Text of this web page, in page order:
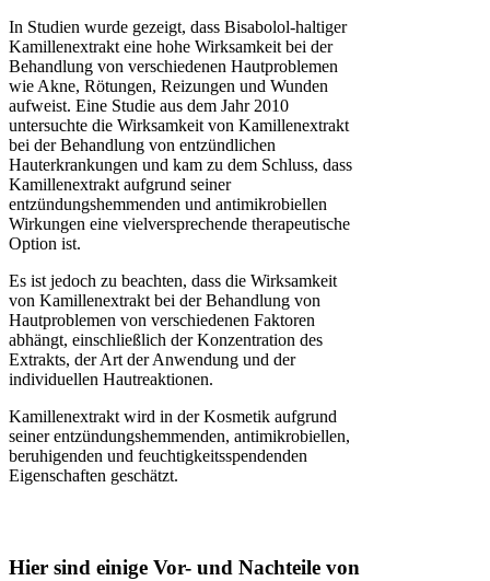
In Studien wurde gezeigt, dass Bisabolol-haltiger
Kamillenextrakt eine hohe Wirksamkeit bei der
Behandlung von verschiedenen Hautproblemen
wie Akne, Rötungen, Reizungen und Wunden
aufweist. Eine Studie aus dem Jahr 2010
untersuchte die Wirksamkeit von Kamillenextrakt
bei der Behandlung von entzündlichen
Hauterkrankungen und kam zu dem Schluss, dass
Kamillenextrakt aufgrund seiner
entzündungshemmenden und antimikrobiellen
Wirkungen eine vielversprechende therapeutische
Option ist.
Es ist jedoch zu beachten, dass die Wirksamkeit
von Kamillenextrakt bei der Behandlung von
Hautproblemen von verschiedenen Faktoren
abhängt, einschließlich der Konzentration des
Extrakts, der Art der Anwendung und der
individuellen Hautreaktionen.
Kamillenextrakt wird in der Kosmetik aufgrund
seiner entzündungshemmenden, antimikrobiellen,
beruhigenden und feuchtigkeitsspendenden
Eigenschaften geschätzt.
Hier sind einige Vor- und Nachteile von